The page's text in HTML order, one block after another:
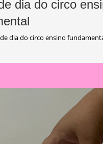
dia do circo
dia do circo ensino